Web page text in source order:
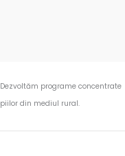
programe concentrate
din mediul rural.